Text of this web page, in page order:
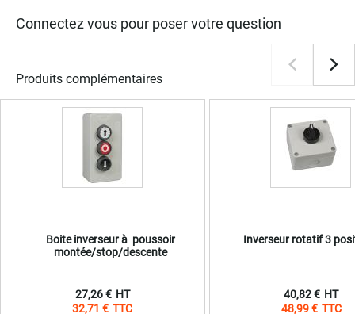
Connectez vous pour poser votre question
Produits complémentaires
Boite inverseur à poussoir
montée/stop/descente
32,71 €
27,26 €
Inverseur rotatif 3
48,99 €
40,82 €